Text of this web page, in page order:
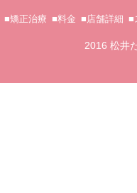
■矯正治療 ■料金 ■店舗詳細 ■
2016 松井